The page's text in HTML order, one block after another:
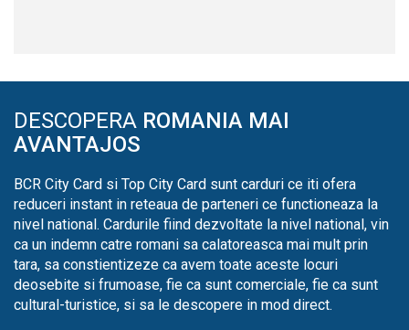
DESCOPERA ROMANIA MAI
AVANTAJOS
BCR City Card si Top City Card sunt carduri ce iti ofera
reduceri instant in reteaua de parteneri ce functioneaza la
nivel national. Cardurile fiind dezvoltate la nivel national, vin
ca un indemn catre romani sa calatoreasca mai mult prin
tara, sa constientizeze ca avem toate aceste locuri
deosebite si frumoase, fie ca sunt comerciale, fie ca sunt
cultural-turistice, si sa le descopere in mod direct.